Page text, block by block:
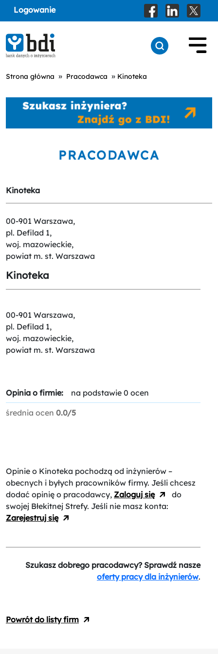
Logowanie
Strona główna » Pracodawca » Kinoteka
PRACODAWCA
Kinoteka
00-901 Warszawa,
pl. Defilad 1,
woj. mazowieckie,
powiat m. st. Warszawa
Kinoteka
00-901 Warszawa,
pl. Defilad 1,
woj. mazowieckie,
powiat m. st. Warszawa
Opinia o firmie: na podstawie 0 ocen
średnia ocen 0.0/5
Opinie o Kinoteka pochodzą od inżynierów –
obecnych i byłych pracowników firmy. Jeśli chcesz
dodać opinię o pracodawcy, Zaloguj się
do
swojej Błekitnej Strefy. Jeśli nie masz konta:
Zarejestruj się
Szukasz dobrego pracodawcy? Sprawdź nasze
oferty pracy dla inżynierów.
Powrót do listy firm